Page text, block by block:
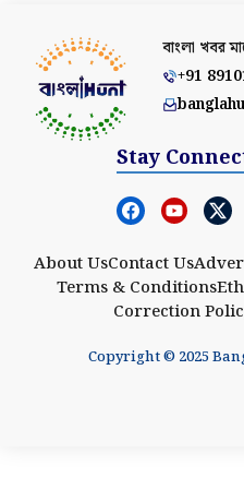
বাংলা খবর
+91
Stay
About UsContact Us
Terms & Conditions
Correction
Copyright © 2025